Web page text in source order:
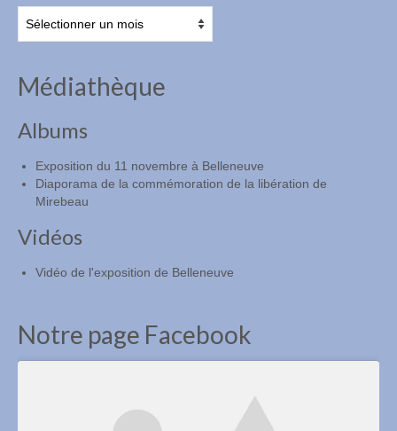
les
Médiathèque
Albums
Exposition du 11 novembre à Belleneuve
Diaporama de la commémoration de la libération de
Mirebeau
Vidéos
Vidéo de l'exposition de Belleneuve
Notre page Facebook